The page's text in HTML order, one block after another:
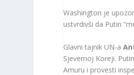
Washington je
ustvrdivši da Putin
Glavni tajnik UN-a
Sjevernoj Koreji.
Amuru i provesti